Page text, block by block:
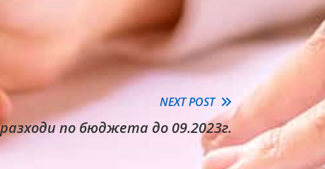
NEXT POST
по бюджета до 09.2023г.